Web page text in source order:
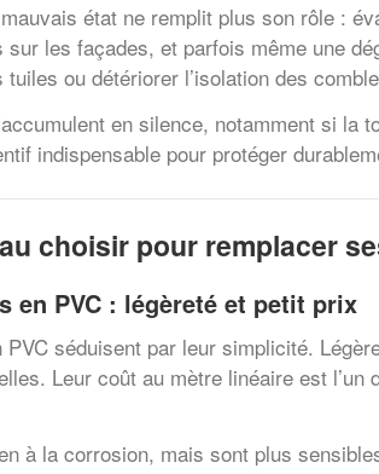
état ne remplit plus son rôle :
sur les façades, et parfois même une
ou détériorer l’isolation des
en silence, notamment si la
indispensable pour protéger
choisir pour remplacer
en PVC : légèreté et petit prix
PVC séduisent par leur simplicité.
Leur coût au mètre linéaire est
à la corrosion, mais sont plus